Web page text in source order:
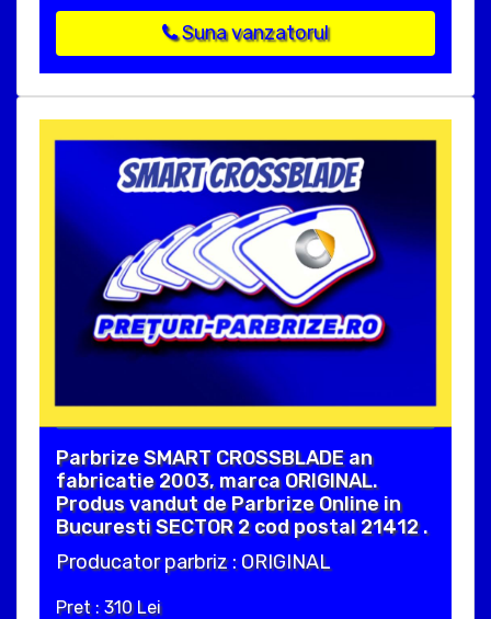
Suna vanzatorul
Parbrize SMART CROSSBLADE an
fabricatie 2003, marca ORIGINAL.
Produs vandut de Parbrize Online in
Bucuresti SECTOR 2 cod postal 21412 .
Producator parbriz : ORIGINAL
Pret : 310 Lei